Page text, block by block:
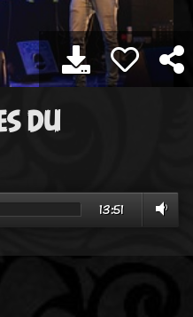
du
13:51